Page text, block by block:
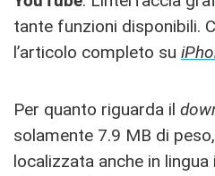
tante funzioni disponibili.
l’articolo completo su
Per quanto riguarda il
solamente 7.9 MB di
localizzata anche in lingua